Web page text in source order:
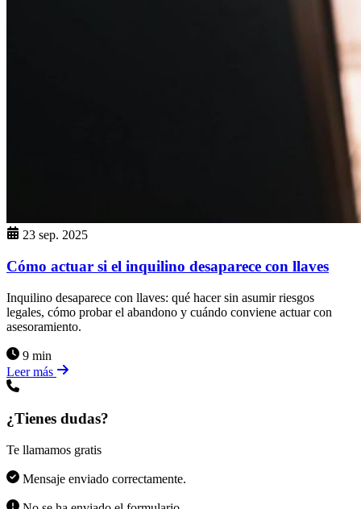
23 sep. 2025
Cómo actuar si el inquilino desaparece con llaves
Inquilino desaparece con llaves: qué hacer sin asumir riesgos
legales, cómo probar el abandono y cuándo conviene actuar con
asesoramiento.
9 min
Leer más
¿Tienes dudas?
Te llamamos gratis
Mensaje enviado correctamente.